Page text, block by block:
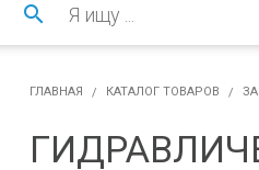

ГЛАВНАЯ КАТАЛОГ ТОВАРОВ